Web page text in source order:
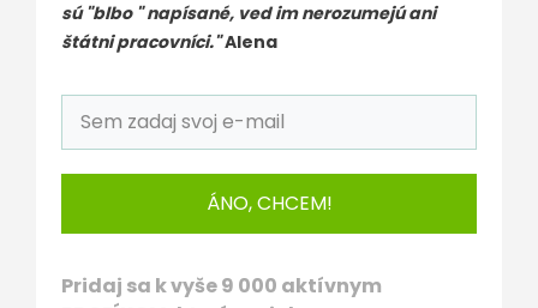
sú "blbo " napísané, ved im nerozumejú ani
štátni pracovníci."Alena
ÁNO, CHCEM!
Pridaj sa k vyše 9 000 aktívnym